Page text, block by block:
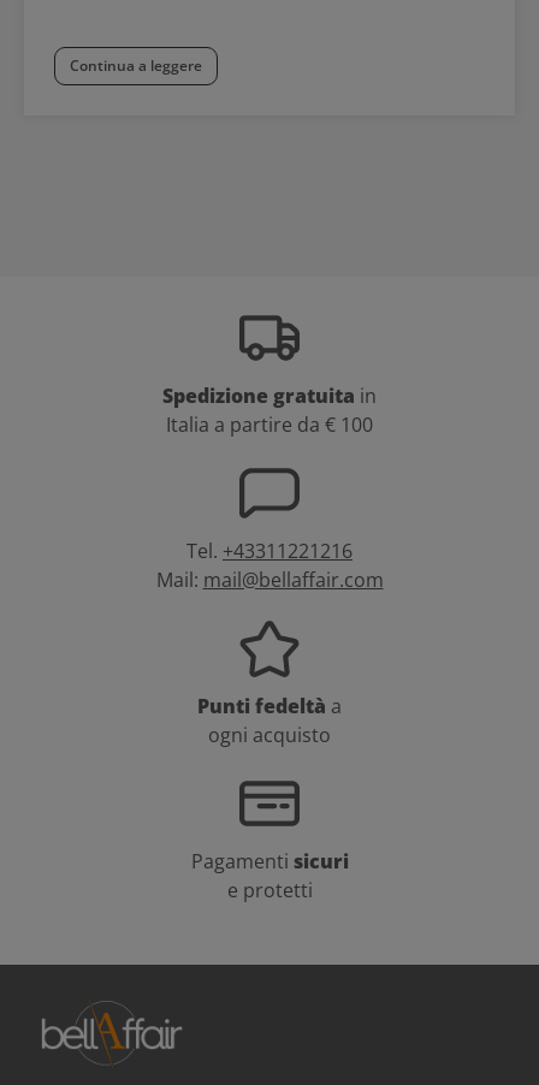
Continua a leggere
Spedizione gratuita in
Italia a partire da € 100
Tel. +43311221216
Mail: mail@bellaffair.com
Punti fedeltà a
ogni acquisto
Pagamenti sicuri
e protetti